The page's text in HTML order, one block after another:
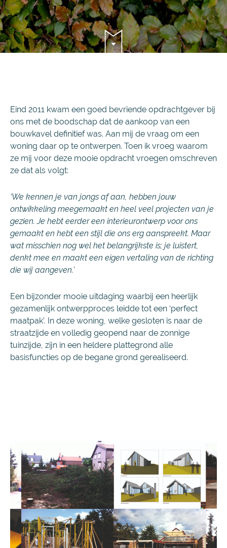
Eind 2011 kwam een goed bevriende opdrachtgever bij
ons met de boodschap dat de aankoop van een
bouwkavel definitief was. Aan mij de vraag om een
woning daar op te ontwerpen. Toen ik vroeg waarom
ze mij voor deze mooie opdracht vroegen omschreven
ze dat als volgt:
‘We kennen je van jongs af aan, hebben jouw
ontwikkeling meegemaakt en heel veel projecten van je
gezien. Je hebt eerder een interieurontwerp voor ons
gemaakt en hebt een stijl die ons erg aanspreekt. Maar
wat misschien nog wel het belangrijkste is; je luistert,
denkt mee en maakt een eigen vertaling van de richting
die wij aangeven.’
Een bijzonder mooie uitdaging waarbij een heerlijk
gezamenlijk ontwerpproces leidde tot een ‘perfect
maatpak’. In deze woning, welke gesloten is naar de
straatzijde en volledig geopend naar de zonnige
tuinzijde, zijn in een heldere plattegrond alle
basisfuncties op de begane grond gerealiseerd.